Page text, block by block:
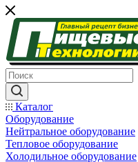
Каталог
Оборудование
Нейтральное оборудование
Тепловое оборудование
Холодильное оборудование